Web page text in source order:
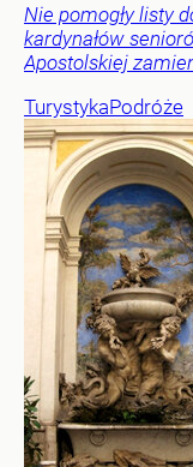
Nie pomogły listy
kardynałów
Apostolskiej
TurystykaPodróże